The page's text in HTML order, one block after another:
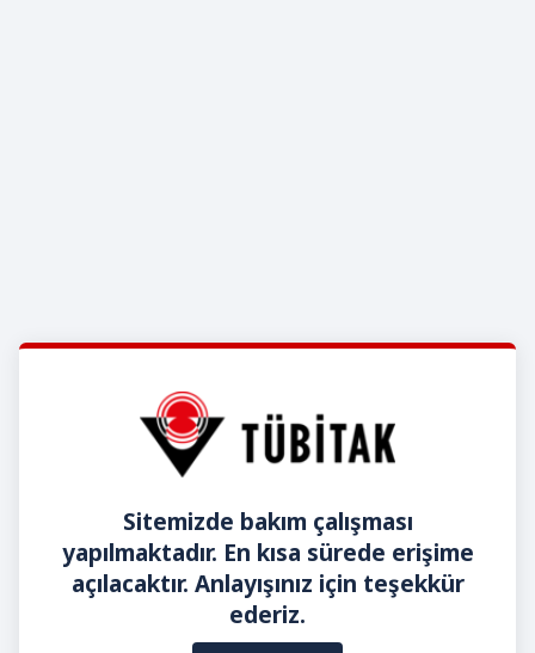
Sitemizde bakım çalışması
yapılmaktadır. En kısa sürede erişime
açılacaktır. Anlayışınız için teşekkür
ederiz.